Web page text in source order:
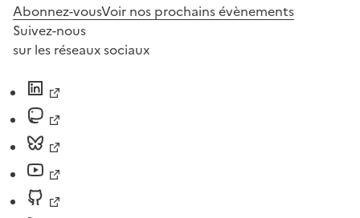
Abonnez-vousVoir nos prochains évènements
Suivez-nous
sur les réseaux sociaux